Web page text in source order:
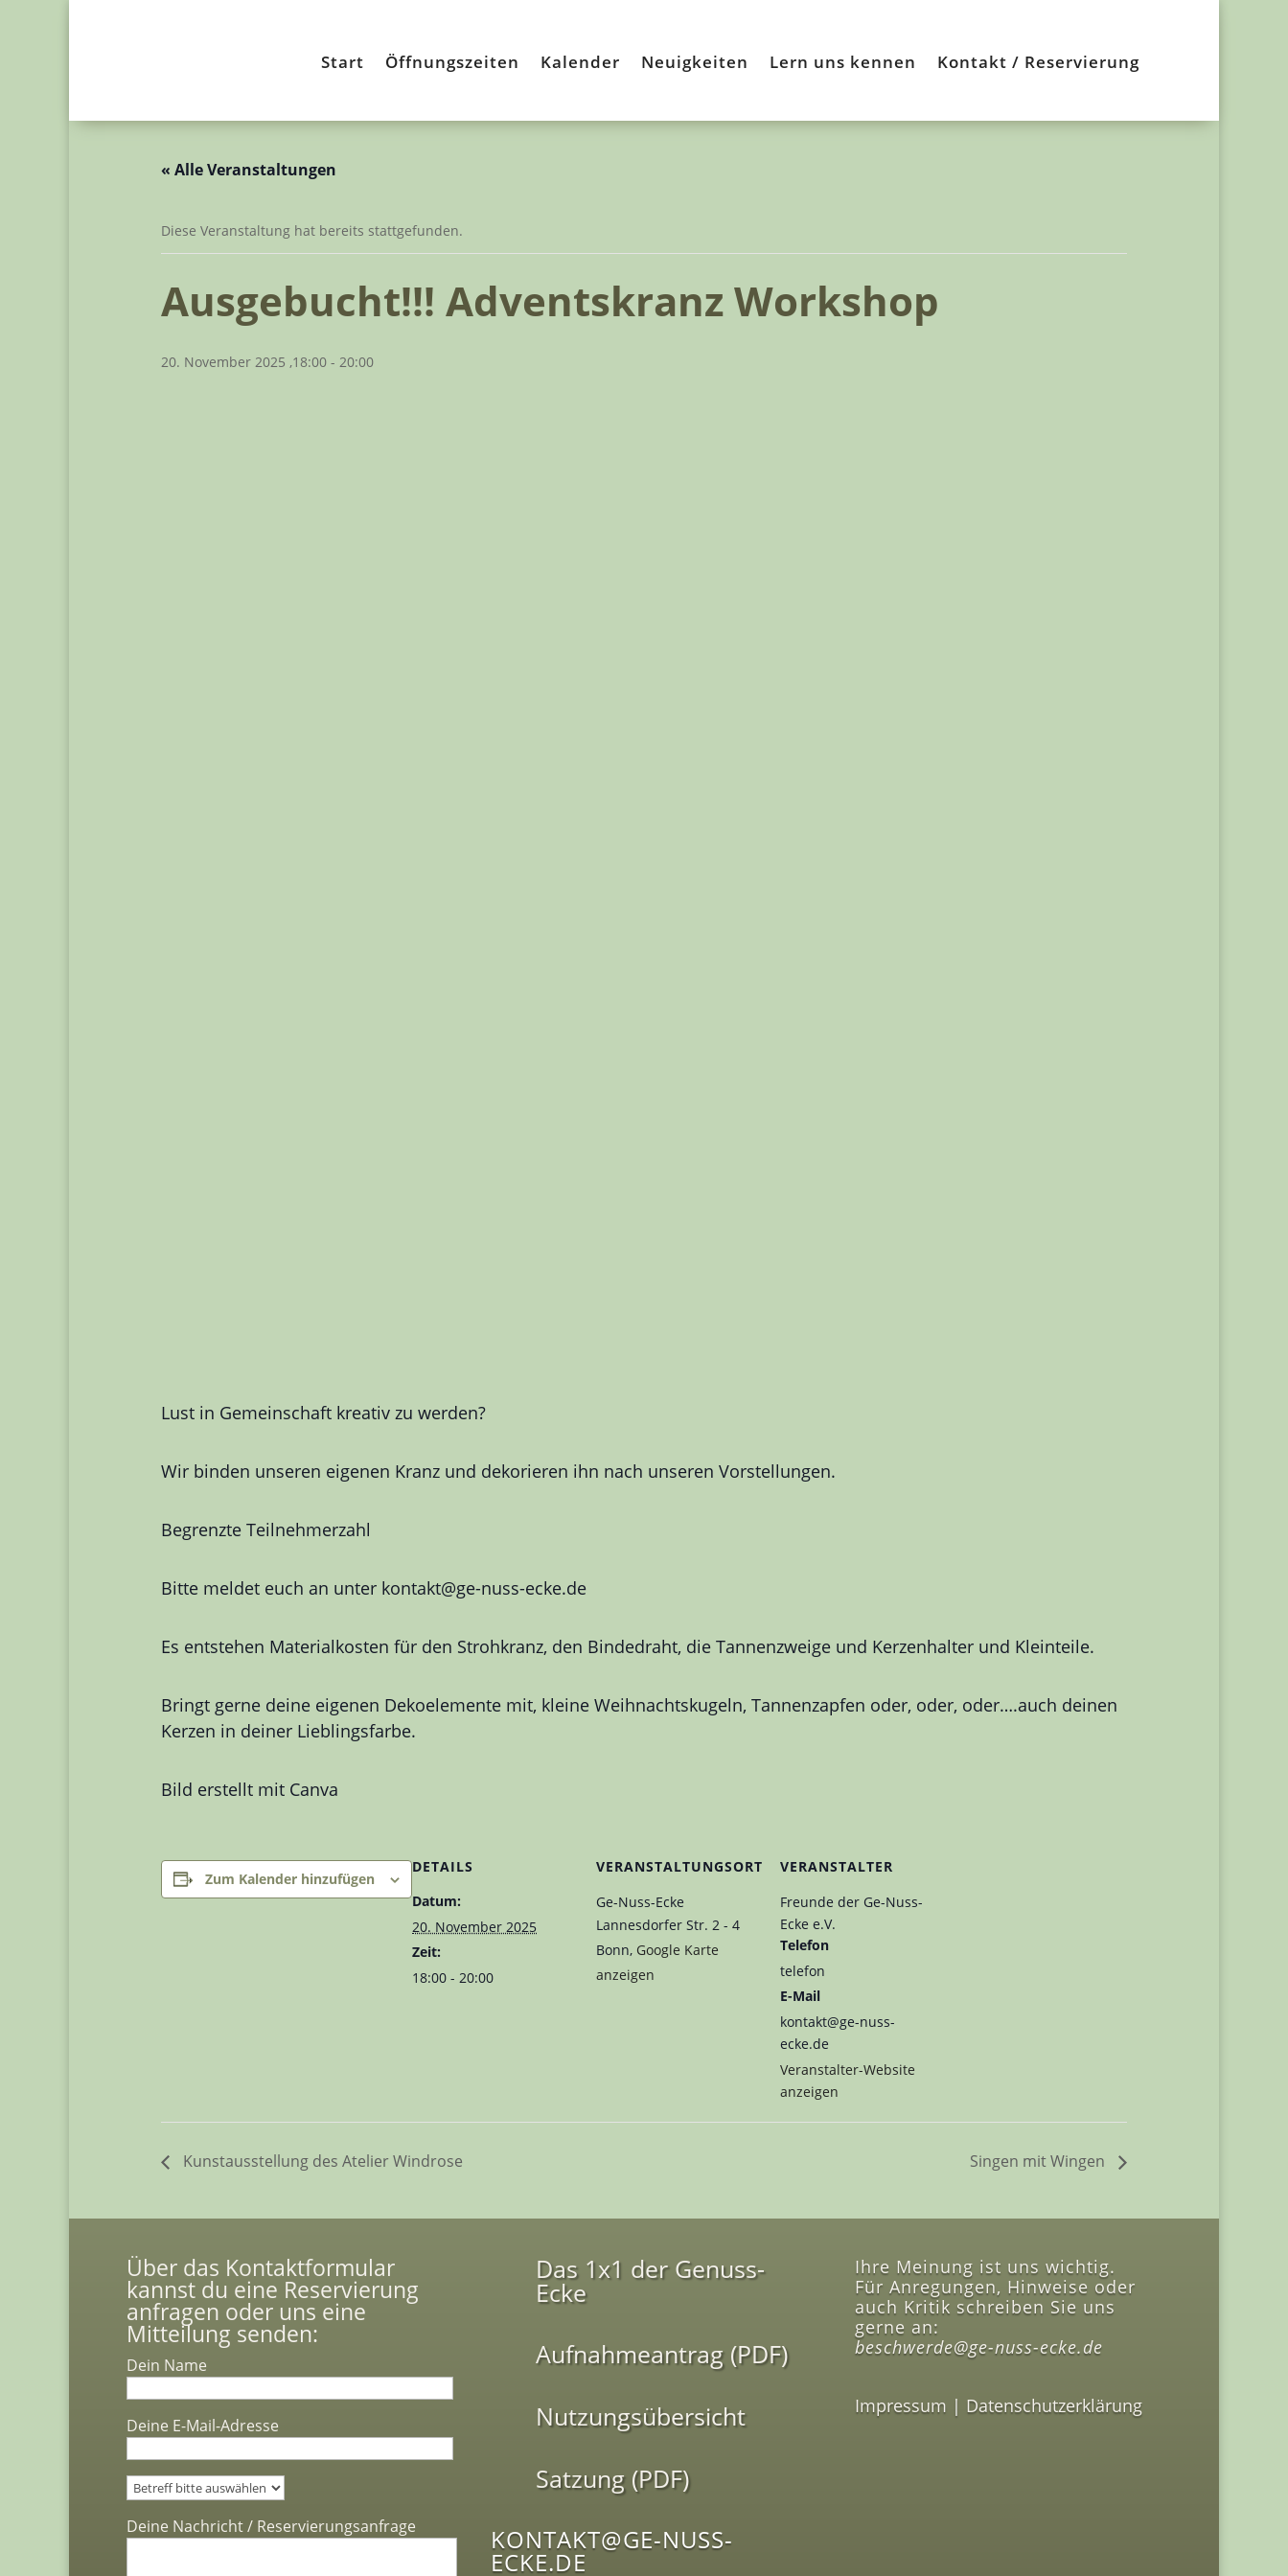
Start Öffnungszeiten Kalender Neuigkeiten Lern uns kennen Kontakt / Reservierung
« Alle Veranstaltungen
Diese Veranstaltung hat bereits stattgefunden.
Ausgebucht!!! Adventskranz Workshop
20. November 2025 ,18:00 - 20:00
Lust in Gemeinschaft kreativ zu werden?
Wir binden unseren eigenen Kranz und dekorieren ihn nach unseren Vorstellungen.
Begrenzte Teilnehmerzahl
Bitte meldet euch an unter kontakt@ge-nuss-ecke.de
Es entstehen Materialkosten für den Strohkranz, den Bindedraht, die Tannenzweige und Kerzenhalter und Kleinteile.
Bringt gerne deine eigenen Dekoelemente mit, kleine Weihnachtskugeln, Tannenzapfen oder, oder, oder….auch deinen
Kerzen in deiner Lieblingsfarbe.
Bild erstellt mit Canva
Zum Kalender hinzufügen
DETAILS
Datum:
20. November 2025
Zeit:
18:00 - 20:00
VERANSTALTUNGSORT
Ge-Nuss-Ecke
Lannesdorfer Str. 2 - 4
Bonn, Google Karte
anzeigen
VERANSTALTER
Freunde der Ge-Nuss-
Ecke e.V.
Telefon
telefon
E-Mail
kontakt@ge-nuss-
ecke.de
Veranstalter-Website
anzeigen
Kunstausstellung des Atelier Windrose Singen mit Wingen
Über das Kontaktformular
kannst du eine Reservierung
anfragen oder uns eine
Mitteilung senden:
Dein Name
Deine E-Mail-Adresse
Deine Nachricht / Reservierungsanfrage
Das 1x1 der Genuss-
Ecke
Aufnahmeantrag (PDF)
Nutzungsübersicht
Satzung (PDF)
KONTAKT@GE-NUSS-
ECKE.DE
Ihre Meinung ist uns wichtig.
Für Anregungen, Hinweise oder
auch Kritik schreiben Sie uns
gerne an:
beschwerde@ge-nuss-ecke.de
Impressum | Datenschutzerklärung